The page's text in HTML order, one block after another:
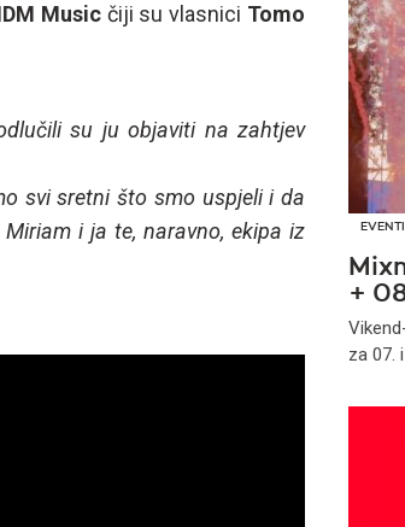
Musicčiji su vlasnici Tomo
su ju objaviti na zahtjev
svi sretni što smo uspjeli i da
i ja te, naravno, ekipa iz
EVENTI
+
za 07.